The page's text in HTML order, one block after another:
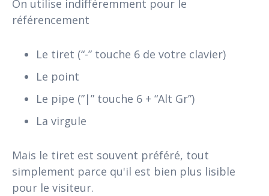
On utilise indifféremment pour le
référencement
Le tiret (“-” touche 6 de votre clavier)
Le point
Le pipe (”|” touche 6 + “Alt Gr”)
La virgule
Mais le tiret est souvent préféré, tout
simplement parce qu'il est bien plus lisible
pour le visiteur.